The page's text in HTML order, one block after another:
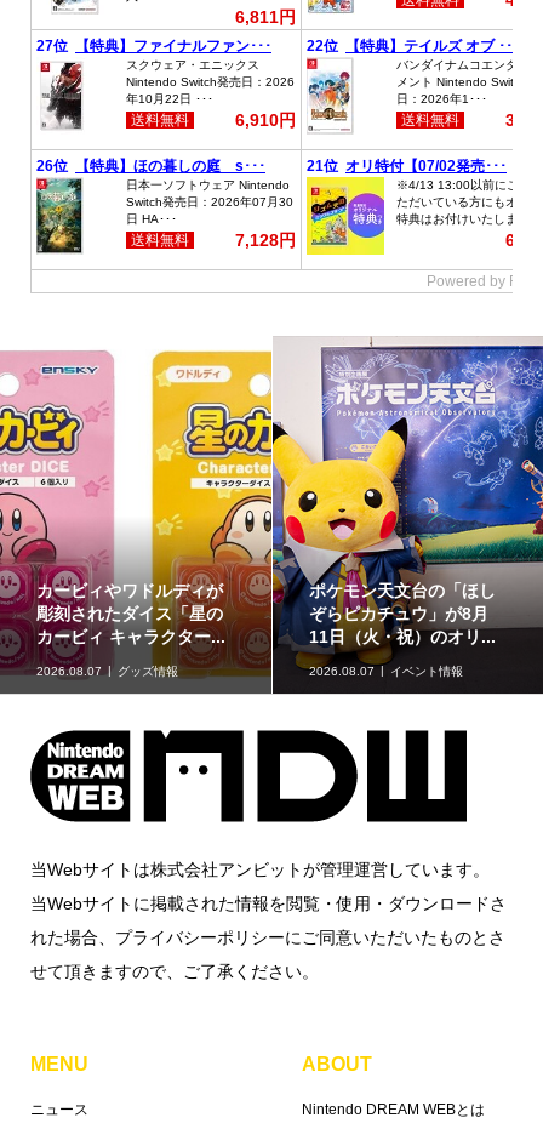
カービィやワドルディが
彫刻されたダイス「星の
カービィ キャラクター...
2026.08.07 グッズ情報
ポケモン天文台の「ほし
ぞらピカチュウ」が8月
11日（火・祝）のオリ...
2026.08.07 イベント情報
当Webサイトは株式会社アンビットが管理運営しています。
当Webサイトに掲載された情報を閲覧・使用・ダウンロードさ
れた場合、プライバシーポリシーにご同意いただいたものとさ
せて頂きますので、ご了承ください。
MENU
ニュース
ABOUT
Nintendo DREAM WEBとは